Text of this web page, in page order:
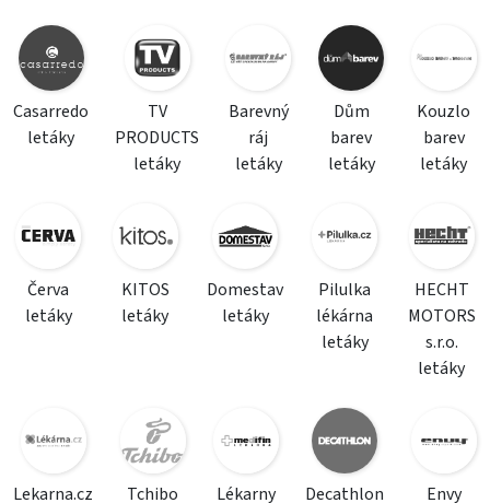
Casarredo
letáky
TV
PRODUCTS
letáky
Barevný
ráj
letáky
Dům
barev
letáky
Kouzlo
barev
letáky
Červa
letáky
KITOS
letáky
Domestav
letáky
Pilulka
lékárna
letáky
HECHT
MOTORS
s.r.o.
letáky
Lekarna.cz
Tchibo
Lékarny
Decathlon
Envy